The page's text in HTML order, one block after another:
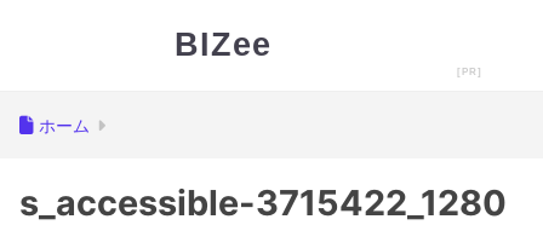
BIZee
ホーム
s_accessible-3715422_1280